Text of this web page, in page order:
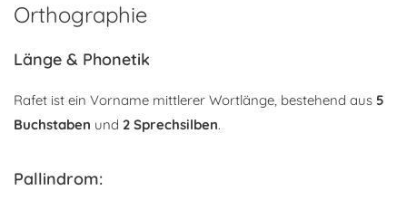
Orthographie
Länge & Phonetik
Rafet ist ein Vorname mittlerer Wortlänge, bestehend aus 5
Buchstaben und 2 Sprechsilben.
Pallindrom: